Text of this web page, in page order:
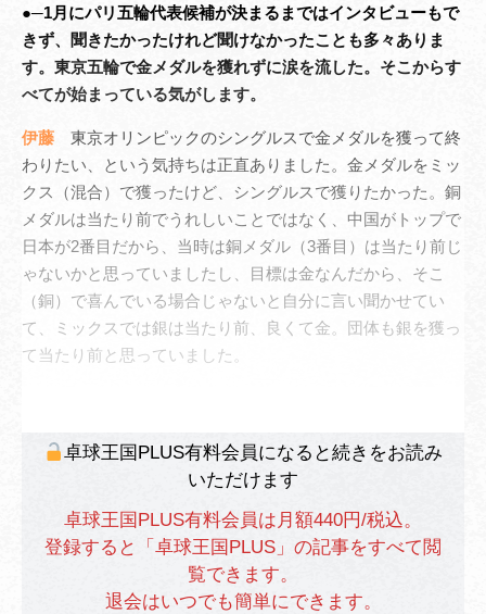
●─1月にパリ五輪代表候補が決まるまではインタビューもで
きず、聞きたかったけれど聞けなかったことも多々ありま
す。東京五輪で金メダルを獲れずに涙を流した。そこからす
べてが始まっている気がします。
伊藤 東京オリンピックのシングルスで金メダルを獲って終
わりたい、という気持ちは正直ありました。金メダルをミッ
クス（混合）で獲ったけど、シングルスで獲りたかった。銅
メダルは当たり前でうれしいことではなく、中国がトップで
日本が2番目だから、当時は銅メダル（3番目）は当たり前じ
ゃないかと思っていましたし、目標は金なんだから、そこ
（銅）で喜んでいる場合じゃないと自分に言い聞かせてい
て、ミックスでは銀は当たり前、良くて金。団体も銀を獲っ
て当たり前と思っていました。
卓球王国PLUS有料会員になると続きをお読み
いただけます
卓球王国PLUS有料会員は月額440円/税込。
登録すると「卓球王国PLUS」の記事をすべて閲
覧できます。
退会はいつでも簡単にできます。